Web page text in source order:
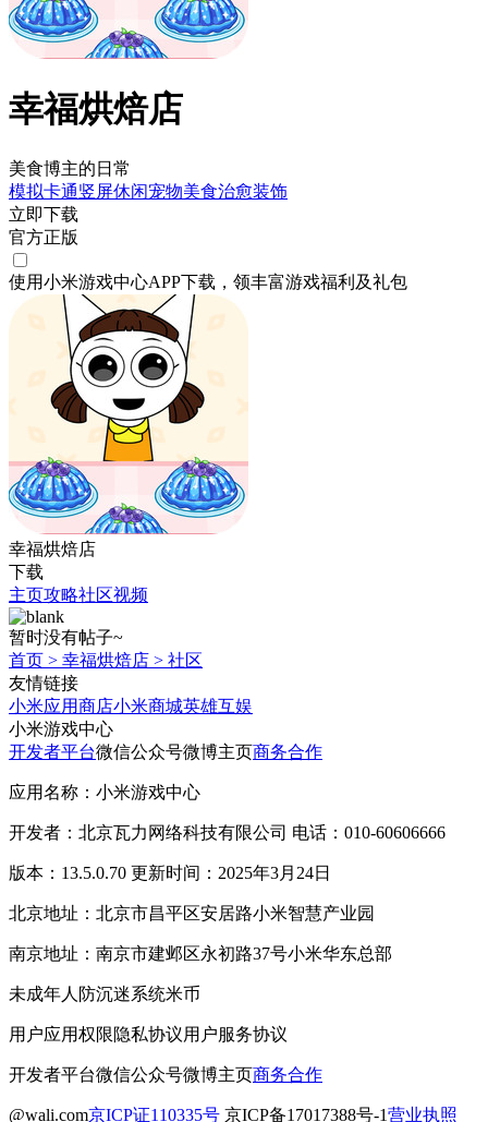
幸福烘焙店
美食博主的日常
模拟卡通竖屏休闲宠物美食治愈装饰
立即下载
官方正版
使用小米游戏中心APP下载 ，领丰富游戏福利 及礼包
幸福烘焙店
下载
主页攻略社区视频
暂时没有帖子~
首页 > 幸福烘焙店 > 社区
友情链接
小米应用商店小米商城英雄互娱
小米游戏中心
开发者平台微信公众号微博主页商务合作
应用名称：小米游戏中心
开发者：北京瓦力网络科技有限公司 电话：010-60606666
版本：13.5.0.70 更新时间：2025年3月24日
北京地址：北京市昌平区安居路小米智慧产业园
南京地址：南京市建邺区永初路37号小米华东总部
未成年人防沉迷系统米币
用户应用权限隐私协议用户服务协议
开发者平台微信公众号微博主页商务合作
@wali.com京ICP证110335号 京ICP备17017388号-1营业执照